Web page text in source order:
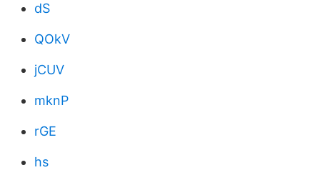
dS
QOkV
jCUV
mknP
rGE
hs